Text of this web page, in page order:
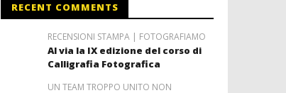
RECENT COMMENTS
RECENSIONI STAMPA | FOTOGRAFIAMO
Al via la IX edizione del corso di
Calligrafia Fotografica
UN TEAM TROPPO UNITO NON